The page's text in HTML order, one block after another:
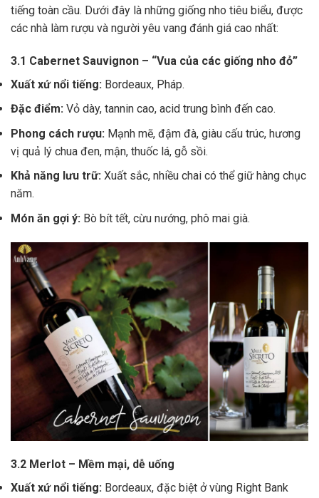
tiếng toàn cầu. Dưới đây là những giống nho tiêu biểu, được
các nhà làm rượu và người yêu vang đánh giá cao nhất:
3.1 Cabernet Sauvignon – “Vua của các giống nho đỏ”
Xuất xứ nổi tiếng: Bordeaux, Pháp.
Đặc điểm: Vỏ dày, tannin cao, acid trung bình đến cao.
Phong cách rượu: Mạnh mẽ, đậm đà, giàu cấu trúc, hương
vị quả lý chua đen, mận, thuốc lá, gỗ sồi.
Khả năng lưu trữ: Xuất sắc, nhiều chai có thể giữ hàng chục
năm.
Món ăn gợi ý: Bò bít tết, cừu nướng, phô mai già.
3.2 Merlot – Mềm mại, dễ uống
Xuất xứ nổi tiếng: Bordeaux, đặc biệt ở vùng Right Bank